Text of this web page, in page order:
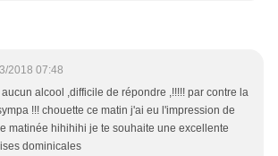
2018 07:48
aucun alcool ,difficile de répondre ,!!!!! par contre la
!!! chouette ce matin j'ai eu l'impression de
matinée hihihihi je te souhaite une excellente
dominicales